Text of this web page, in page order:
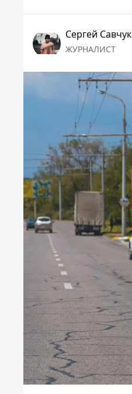
Сергей Савчук
ЖУРНАЛИСТ